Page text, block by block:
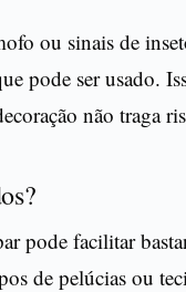
ou sinais de
pode ser usado.
não traga
pode facilitar
de pelúcias ou